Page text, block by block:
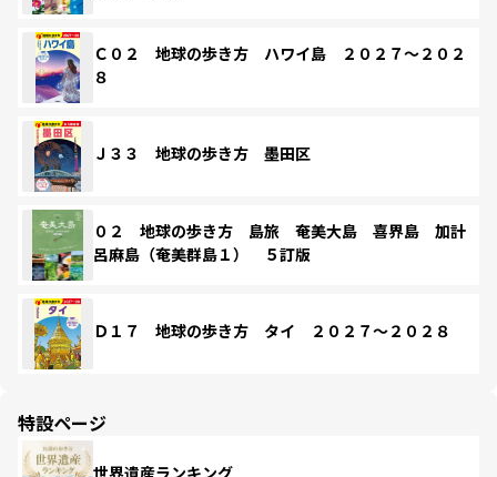
Ｃ０２ 地球の歩き方 ハワイ島 ２０２７～２０２
８
Ｊ３３ 地球の歩き方 墨田区
０２ 地球の歩き方 島旅 奄美大島 喜界島 加計
呂麻島（奄美群島１） ５訂版
Ｄ１７ 地球の歩き方 タイ ２０２７～２０２８
特設ページ